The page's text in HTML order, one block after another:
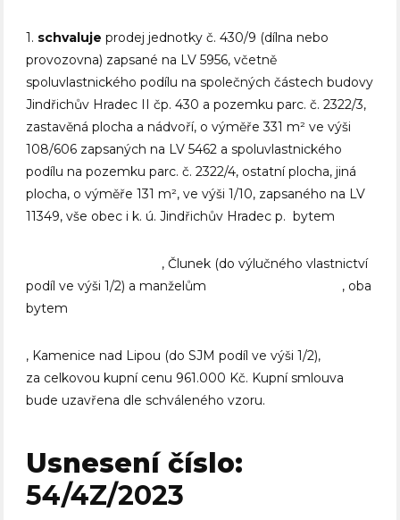
1. schvalujeprodej jednotky č. 430/9 (dílna nebo
provozovna) zapsané na LV 5956, včetně
spoluvlastnického podílu na společných částech budovy
Jindřichův Hradec II čp. 430 a pozemku parc. č. 2322/3,
zastavěná plocha a nádvoří, o výměře 331 m² ve výši
108/606 zapsaných na LV 5462 a spoluvlastnického
podílu na pozemku parc. č. 2322/4, ostatní plocha, jiná
plocha, o výměře 131 m², ve výši 1/10, zapsaného na LV
11349, vše obec i k. ú. Jindřichův Hradec p. bytem
, Člunek (do výlučného vlastnictví
podíl ve výši 1/2) a manželům , oba
bytem
, Kamenice nad Lipou (do SJM podíl ve výši 1/2),
za celkovou kupní cenu 961.000 Kč. Kupní smlouva
bude uzavřena dle schváleného vzoru.
Usnesení číslo:
54/4Z/2023